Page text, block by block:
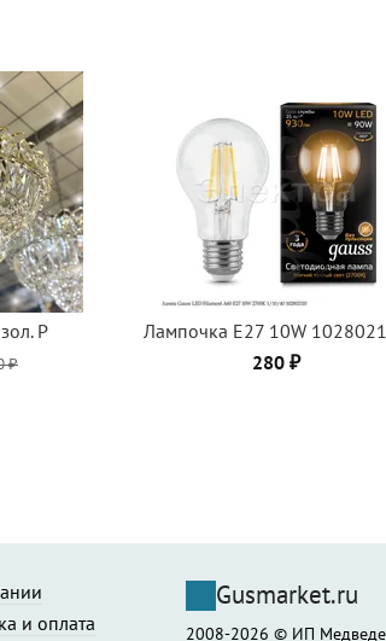
Р
₽
Лампочка Е27 10W
280 ₽
и оплата
Gusmarket.ru
2008-2026 © ИП